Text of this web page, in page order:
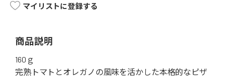
マイリストに登録する
商品説明
160ｇ
完熟トマトとオレガノの風味を活かした本格的なピザ